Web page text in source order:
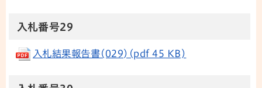
入札番号29
入札結果報告書(029)(pdf 45 KB)